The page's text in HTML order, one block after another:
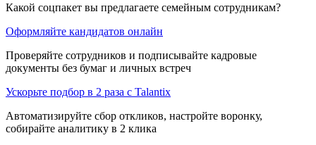
Какой соцпакет вы предлагаете семейным сотрудникам?
Оформляйте кандидатов онлайн
Проверяйте сотрудников и подписывайте кадровые
документы без бумаг и личных встреч
Ускорьте подбор в 2 раза с Talantix
Автоматизируйте сбор откликов, настройте воронку,
собирайте аналитику в 2 клика